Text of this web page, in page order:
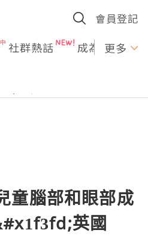
會員登記
社群熱話 成為U更多
童腦部和眼部成
英國